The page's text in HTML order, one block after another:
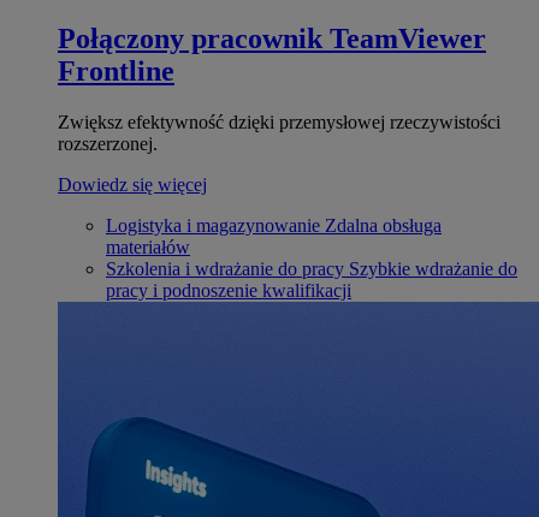
Połączony pracownik TeamViewer
Frontline
Zwiększ efektywność dzięki przemysłowej rzeczywistości
rozszerzonej.
Dowiedz się więcej
Logistyka i magazynowanie Zdalna obsługa
materiałów
Szkolenia i wdrażanie do pracy Szybkie wdrażanie do
pracy i podnoszenie kwalifikacji